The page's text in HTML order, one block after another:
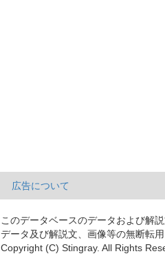
広告について
このデータベースのデータおよび解
データ及び解説文、画像等の無断転用
Copyright (C) Stingray. All Rights